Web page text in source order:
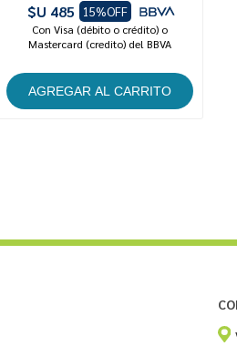
$U 485
15%OFF
Con Visa (débito o crédito) o
Mastercard (credito) del BBVA